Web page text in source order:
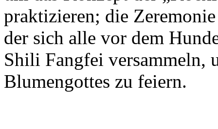
praktizieren; die
der sich alle vor dem
Shili Fangfei versammeln,
Blumengottes zu feiern.